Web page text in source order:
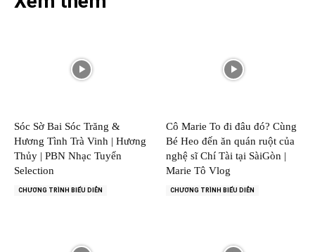
Sóc Sờ Bai Sóc Trăng &
Hương Tình Trà Vinh | Hương
Thủy | PBN Nhạc Tuyển
Selection
CHƯƠNG TRÌNH BIỂU DIỄN
Cô Marie To đi đâu đó? Cùng
Bé Heo đến ăn quán ruột của
nghệ sĩ Chí Tài tại SàiGòn |
Marie Tô Vlog
CHƯƠNG TRÌNH BIỂU DIỄN